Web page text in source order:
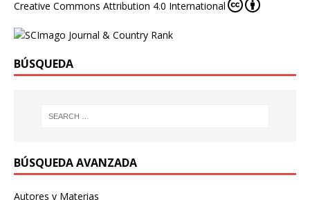
Creative Commons Attribution 4.0 International
BÚSQUEDA
BÚSQUEDA AVANZADA
Autores y Materias